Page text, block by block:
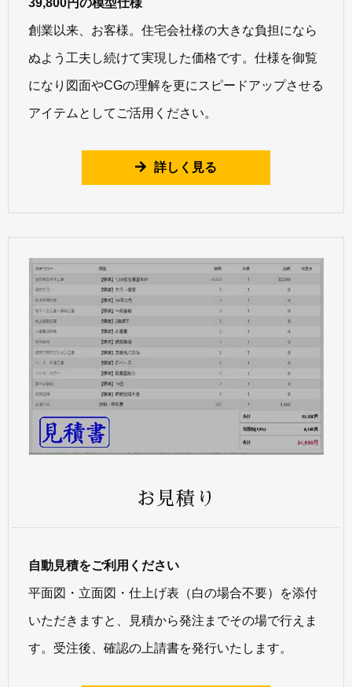
39,800円の模型仕様
創業以来、お客様。住宅会社様の大きな負担になら
ぬよう工夫し続けて実現した価格です。仕様を御覧
になり図面やCGの理解を更にスピードアップさせる
アイテムとしてご活用ください。
詳しく見る
お見積り
自動見積をご利用ください
平面図・立面図・仕上げ表（白の場合不要）を添付
いただきますと、見積から発注までその場で行えま
す。受注後、確認の上請書を発行いたします。